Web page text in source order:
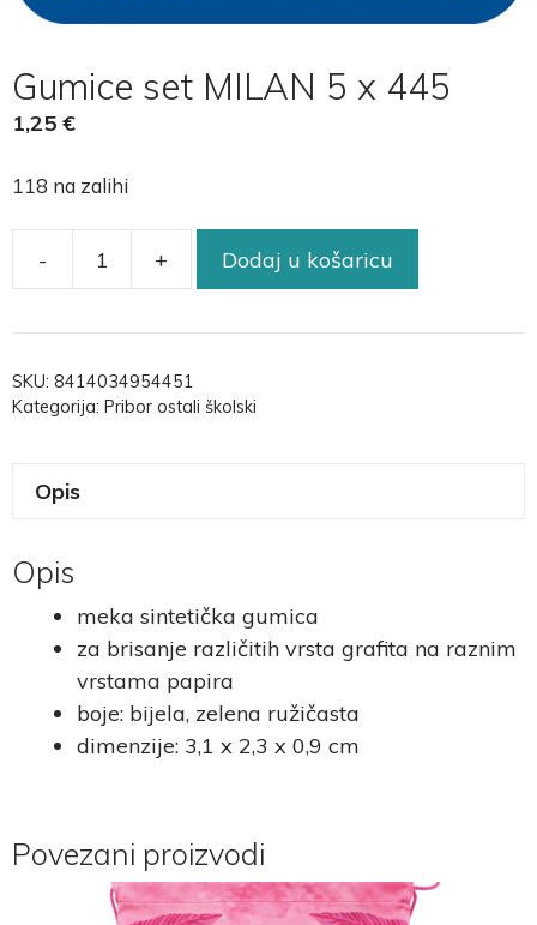
Gumice set MILAN 5 x 445
1,25 €
118 na zalihi
- + Dodaj u košaricu
SKU: 8414034954451
Kategorija: Pribor ostali školski
Opis
Opis
meka sintetička gumica
za brisanje različitih vrsta grafita na raznim
vrstama papira
boje: bijela, zelena ružičasta
dimenzije: 3,1 x 2,3 x 0,9 cm
Povezani proizvodi